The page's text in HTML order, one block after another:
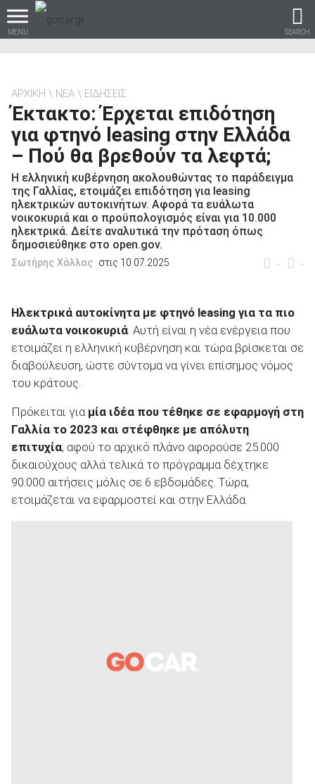
MENU SEARCH
Βρες τα πάντα για το
αυτοκίνητο!
βρες το!
Μεταχειρισμένα
ΑΡΧΙΚΗ ΝΕΑ ΕΙΔΗΣΕΙΣ
Έκτακτο: Έρχεται επιδότηση
για φτηνό leasing στην Ελλάδα
– Πού θα βρεθούν τα λεφτά;
Η ελληνική κυβέρνηση ακολουθώντας το παράδειγμα
της Γαλλίας, ετοιμάζει επιδότηση για leasing
ηλεκτρικών αυτοκινήτων. Αφορά τα ευάλωτα
νοικοκυριά και ο προϋπολογισμός είναι για 10.000
ηλεκτρικά. Δείτε αναλυτικά την πρόταση όπως
δημοσιεύθηκε στο open.gov.
- -
Σωτήρης Χάλλας στις 10.07.2025
Ηλεκτρικά αυτοκίνητα με φτηνό leasing για τα πιο
ευάλωτα νοικοκυριά . Αυτή είναι η νέα ενέργεια που
ετοιμάζει η ελληνική κυβέρνηση και τώρα βρίσκεται σε
διαβούλευση, ώστε σύντομα να γίνει επίσημος νόμος
του κράτους.
Πρόκειται για μία ιδέα που τέθηκε σε εφαρμογή στη
Γαλλία το 2023 και στέφθηκε με απόλυτη
επιτυχία, αφού το αρχικό πλάνο αφορούσε 25.000
δικαιούχους αλλά τελικά το πρόγραμμα δέχτηκε
90.000 αιτήσεις μόλις σε 6 εβδομάδες. Τώρα,
ετοιμάζεται να εφαρμοστεί και στην Ελλάδα.